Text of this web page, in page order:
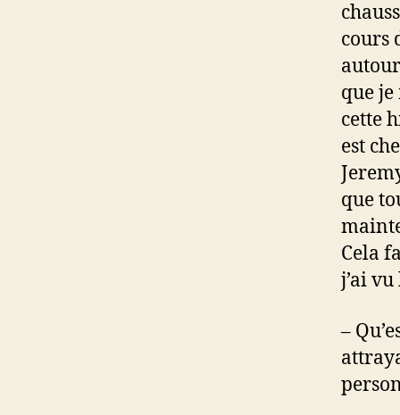
cours
que
cette
est
que
Cela
j’ai
–